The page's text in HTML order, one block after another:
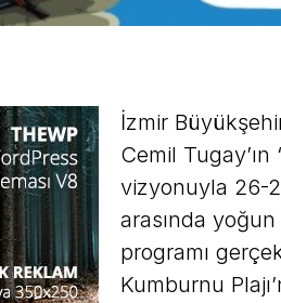
İzmir
Cemil
vizyonuyla 26-
arasında
programı
Kumburnu